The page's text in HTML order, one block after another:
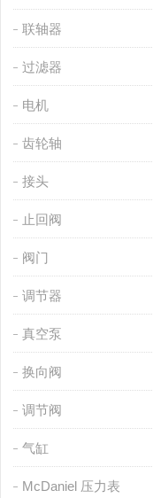
联轴器
过滤器
电机
齿轮轴
接头
止回阀
阀门
调节器
真空泵
换向阀
调节阀
气缸
McDaniel 压力表